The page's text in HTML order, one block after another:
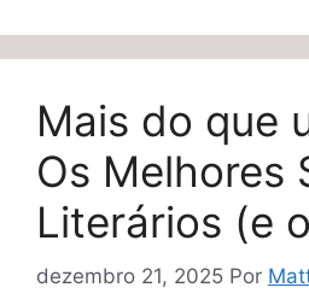
Mais do que
Os Melhores
Literários (e
dezembro 21, 2025 Por